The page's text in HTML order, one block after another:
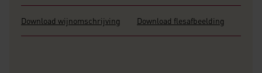
Download wijnomschrijving Download flesafbeelding